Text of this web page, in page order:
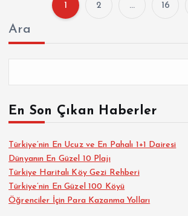
ı
s
a
y
1 2 … 16
Ara
En Son Çıkan Haberler
Türkiye’nin En Ucuz ve En Pahalı 1+1 Dairesi
Dünyanın En Güzel 10 Plajı
Türkiye Haritalı Köy Gezi Rehberi
Türkiye’nin En Güzel 100 Köyü
Öğrenciler İçin Para Kazanma Yolları